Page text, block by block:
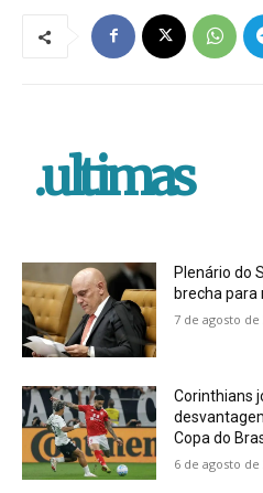
.ultimas
Plenário do
brecha para
7 de agosto de
Corinthians
Copa do
6 de agosto de